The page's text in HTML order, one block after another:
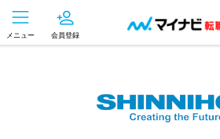
メニュー 会員登録